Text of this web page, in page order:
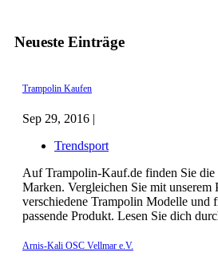
Neueste Einträge
Trampolin Kaufen
Sep 29, 2016 |
Trendsport
Auf Trampolin-Kauf.de finden Sie die
Marken. Vergleichen Sie mit unserem
verschiedene Trampolin Modelle und
passende Produkt. Lesen Sie dich
Arnis-Kali OSC Vellmar e.V.